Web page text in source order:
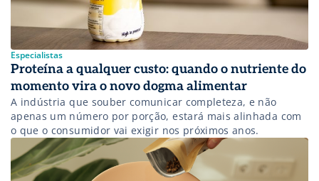
Especialistas
Proteína a qualquer custo: quando o nutriente do
momento vira o novo dogma alimentar
A indústria que souber comunicar completeza, e não
apenas um número por porção, estará mais alinhada com
o que o consumidor vai exigir nos próximos anos.